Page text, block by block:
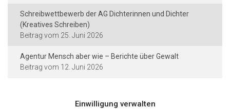
Einwilligung verwalten
Schreibwettbewerb der AG Dichterinnen und Dichter
(Kreatives Schreiben)
25. Juni 2026
Agentur Mensch aber wie – Berichte über Gewalt
12. Juni 2026